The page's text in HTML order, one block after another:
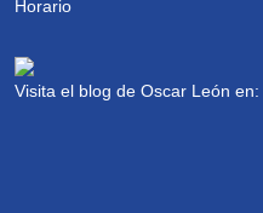
Visita el blog de Oscar León en: